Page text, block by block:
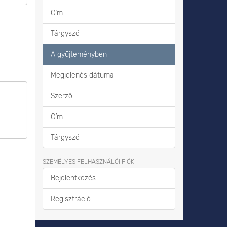
Cím
Tárgyszó
A gyűjteményben
Megjelenés dátuma
Szerző
Cím
Tárgyszó
SZEMÉLYES FELHASZNÁLÓI FIÓK
Bejelentkezés
Regisztráció